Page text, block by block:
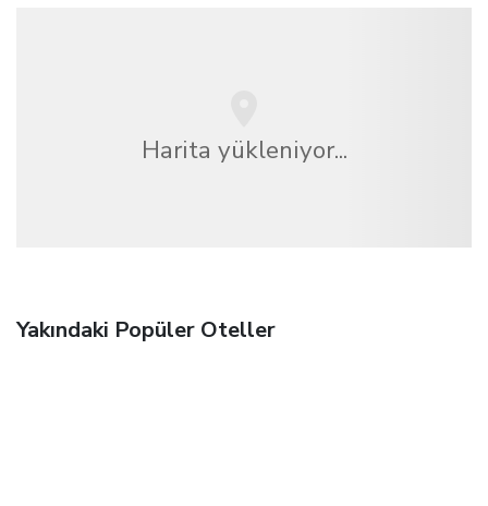
Harita yükleniyor...
Yakındaki Popüler Oteller